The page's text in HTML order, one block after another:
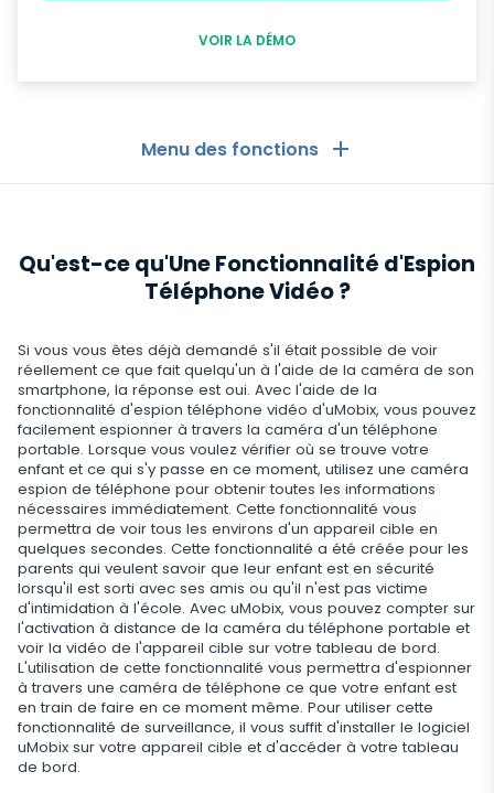
VOIR LA DÉMO
Menu des fonctions
Journaux d'appels
Comment Recevoir les Messages d'un Autre
Téléphone
Localisation GPS
Enregistreur de frappe
Paramètres du contrôle à distance
Mise à jour automatique
Statut en ligne sur les réseaux sociaux
Remplacement de carte SIM
Géofinder
Installation en un clic
Liste des applications installées
Applications de messagerie
Whatsapp
Facebook Messenger
Zoom
Viber
Telegram
WeChat
Skype
Kik
Line
Messagerie Signal
Médias sociaux
Facebook
Instagram
Snapchat
Tik Tok
YouTube
Reddit
Tinder
Applications de rencontre
Médias
Logiciel espion photo et vidéo
Internet
Enregistrement d'utilisation du navigateur
Historique du navigateur
Favoris du navigateur
Scanner de boîte aux lettres
Streaming
Capture d'image avec l'appareil photo
Espion Telephone Video
Ecouter Conversation à Distance
Informations supprimées
Retrouver Un Message Supprimé
Retrouver Historique Appel Effacé
Restaurer les Contacts Supprimés
Contacts renommés
Contrôle
Supprimez les applications indésirables
Restreindre Applications
FERMER
Qu'est-ce qu'Une Fonctionnalité d'Espion
Téléphone Vidéo ?
Si vous vous êtes déjà demandé s'il était possible de voir
réellement ce que fait quelqu'un à l'aide de la caméra de son
smartphone, la réponse est oui. Avec l'aide de la
fonctionnalité d'espion téléphone vidéo d'uMobix, vous pouvez
facilement espionner à travers la caméra d'un téléphone
portable. Lorsque vous voulez vérifier où se trouve votre
enfant et ce qui s'y passe en ce moment, utilisez une caméra
espion de téléphone pour obtenir toutes les informations
nécessaires immédiatement. Cette fonctionnalité vous
permettra de voir tous les environs d'un appareil cible en
quelques secondes. Cette fonctionnalité a été créée pour les
parents qui veulent savoir que leur enfant est en sécurité
lorsqu'il est sorti avec ses amis ou qu'il n'est pas victime
d'intimidation à l'école. Avec uMobix, vous pouvez compter sur
l'activation à distance de la caméra du téléphone portable et
voir la vidéo de l'appareil cible sur votre tableau de bord.
L'utilisation de cette fonctionnalité vous permettra d'espionner
à travers une caméra de téléphone ce que votre enfant est
en train de faire en ce moment même. Pour utiliser cette
fonctionnalité de surveillance, il vous suffit d'installer le logiciel
uMobix sur votre appareil cible et d'accéder à votre tableau
de bord.